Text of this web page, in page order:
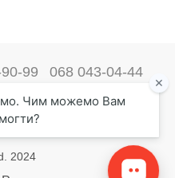
99 068 043-04-44
сайта
2024